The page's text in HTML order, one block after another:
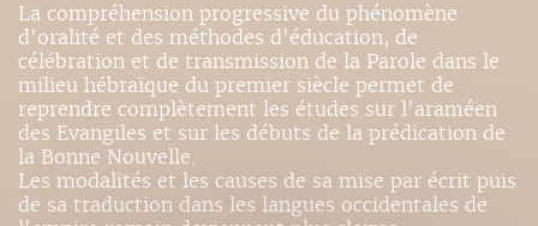
La compréhension progressive du phénomène
d'oralité et des méthodes d'éducation, de
célébration et de transmission de la Parole dans le
milieu hébraïque du premier siècle permet de
reprendre complètement les études sur l'araméen
des Evangiles et sur les débuts de la prédication de
la Bonne Nouvelle.
Les modalités et les causes de sa mise par écrit puis
de sa traduction dans les langues occidentales de